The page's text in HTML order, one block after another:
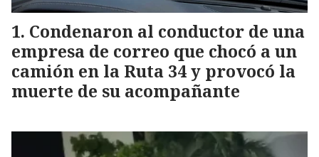
Condenaron al conductor de una
empresa de correo que chocó a un
camión en la Ruta 34 y provocó la
muerte de su acompañante